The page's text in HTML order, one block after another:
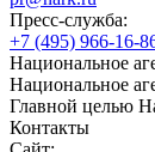
Пресс-служба:
+7 (495) 966-16-
Национальное
Национальное
Главной целью
Контакты